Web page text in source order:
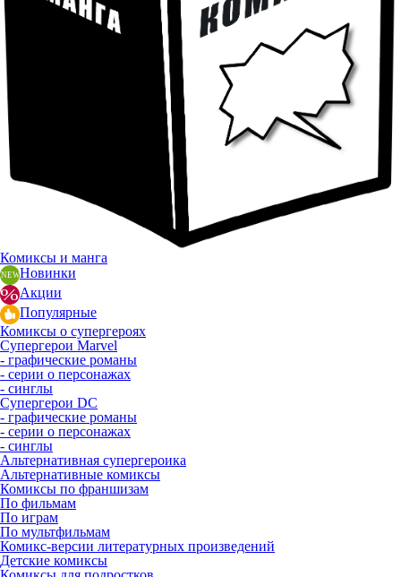
Комиксы и манга
Новинки
Акции
Популярные
Комиксы о супергероях
Супергерои Marvel
- графические романы
- серии о персонажах
- синглы
Супергерои DC
- графические романы
- серии о персонажах
- синглы
Альтернативная супергероика
Альтернативные комиксы
Комиксы по франшизам
По фильмам
По играм
По мультфильмам
Комикс-версии литературных произведений
Детские комиксы